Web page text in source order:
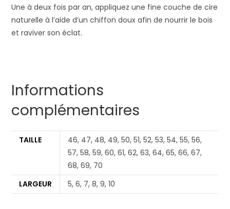
Une à deux fois par an, appliquez une fine couche de cire
naturelle à l’aide d’un chiffon doux afin de nourrir le bois
et raviver son éclat.
Informations
complémentaires
TAILLE
46, 47, 48, 49, 50, 51, 52, 53, 54, 55, 56,
57, 58, 59, 60, 61, 62, 63, 64, 65, 66, 67,
68, 69, 70
LARGEUR
5, 6, 7, 8, 9, 10